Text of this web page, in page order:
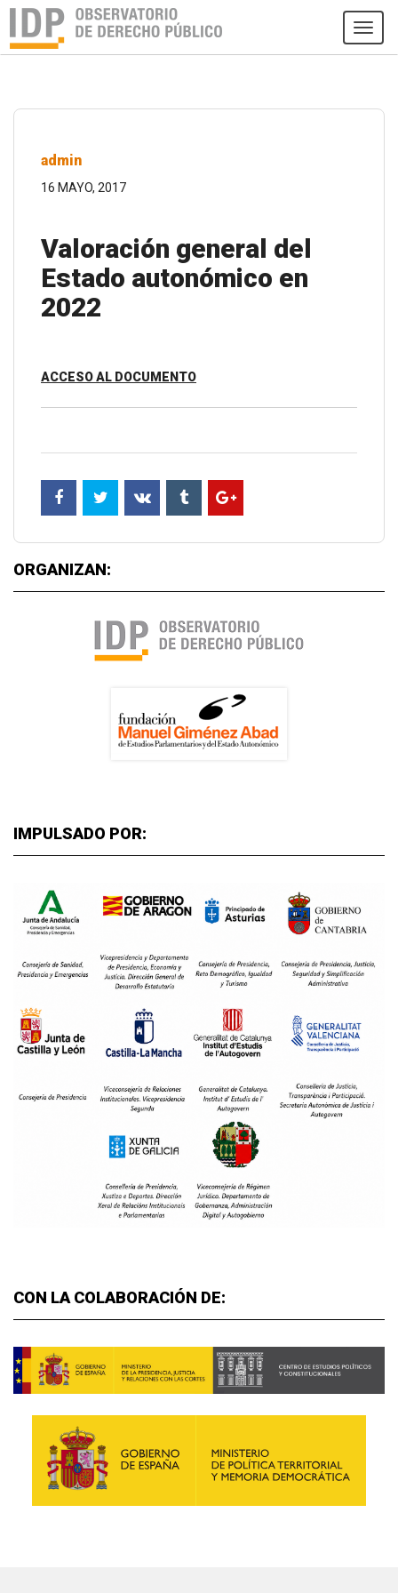
admin
16 MAYO, 2017
Valoración general del
Estado autonómico en
2022
ACCESO AL DOCUMENTO
ORGANIZAN:
IMPULSADO POR:
CON LA COLABORACIÓN DE: